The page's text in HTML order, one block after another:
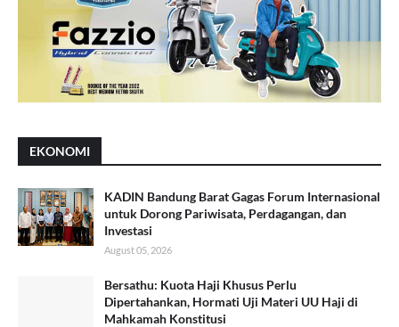
EKONOMI
KADIN Bandung Barat Gagas Forum Internasional
untuk Dorong Pariwisata, Perdagangan, dan
Investasi
August 05, 2026
Bersathu: Kuota Haji Khusus Perlu
Dipertahankan, Hormati Uji Materi UU Haji di
Mahkamah Konstitusi